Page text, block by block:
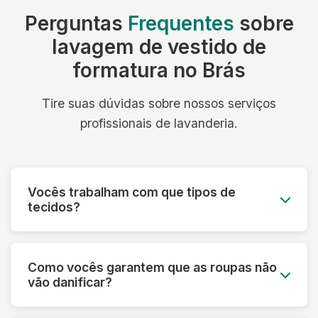
Perguntas Frequentes sobre
lavagem de vestido de
formatura no Brás
Tire suas dúvidas sobre nossos serviços
profissionais de lavanderia.
Vocês trabalham com que tipos de
tecidos?
tecidos sintéticos e técnicos. Cada material
Como vocês garantem que as roupas não
vão danificar?